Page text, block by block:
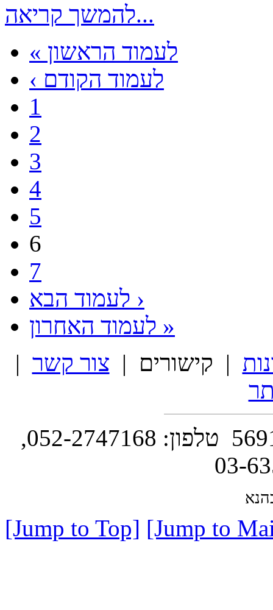
להמשך קריאה...
« לעמוד הראשון
‹ לעמוד הקודם
1
2
3
4
5
6
7
לעמוד הבא ›
לעמוד האחרון »
| קישורים | צור קשר |
השושנה 14 , ת.ד. 130 סביון 5691502 טלפון: 052-2747168,
[Jump to Top] [Jump to